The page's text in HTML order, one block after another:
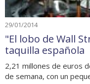
29/01/2014
"El lobo de Wall
taquilla española
2,21 millones de euros
de semana, con un